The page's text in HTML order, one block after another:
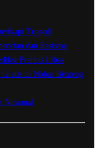
Tragedi
dan Rasisme
Prancis Libas
Gratis di Nobar Benteng
Nasional